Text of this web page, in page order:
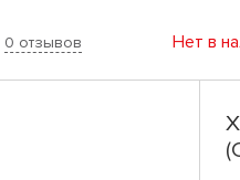
0 отзывов Нет в